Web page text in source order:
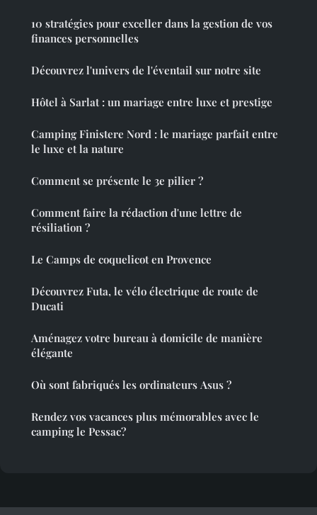
10 stratégies pour exceller dans la gestion de vos
finances personnelles
Découvrez l'univers de l'éventail sur notre site
Hôtel à Sarlat : un mariage entre luxe et prestige
Camping Finistere Nord : le mariage parfait entre
le luxe et la nature
Comment se présente le 3e pilier ?
Comment faire la rédaction d'une lettre de
résiliation ?
Le Camps de coquelicot en Provence
Découvrez Futa, le vélo électrique de route de
Ducati
Aménagez votre bureau à domicile de manière
élégante
Où sont fabriqués les ordinateurs Asus ?
Rendez vos vacances plus mémorables avec le
camping le Pessac?